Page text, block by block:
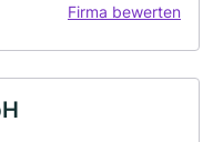
Firma bewerten